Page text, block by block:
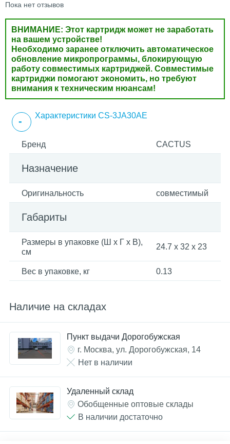
Пока нет отзывов
ВНИМАНИЕ: Этот картридж может не заработать
на вашем устройстве!
Необходимо заранее отключить автоматическое
обновление микропрограммы, блокирующую
работу совместимых картриджей. Совместимые
картриджи помогают экономить, но требуют
внимания к техническим нюансам!
Характеристики CS-3JA30AE
Бренд CACTUS
Назначение
Оригинальность совместимый
Габариты
Размеры в упаковке (Ш x Г x В),
см
24.7 x 32 x 23
Вес в упаковке, кг 0.13
Наличие на складах
Пункт выдачи Дорогобужская
г. Москва, ул. Дорогобужская, 14
Нет в наличии
Удаленный склад
Обобщенные оптовые склады
В наличии достаточно